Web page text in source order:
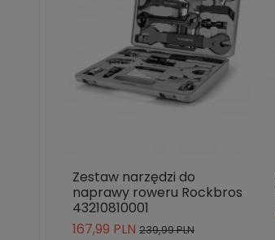
Zestaw narzędzi do
naprawy roweru Rockbros
43210810001
167,99 PLN 239,99 PLN